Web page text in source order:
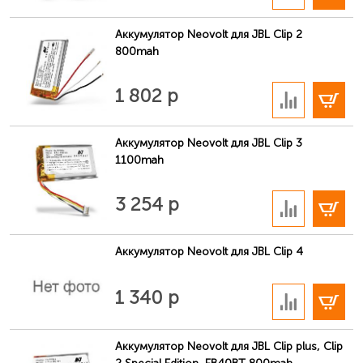
обозначен в левой верхней части этикетки (например,
«GSP872693 01»).Аккумулятор Neovolt для JBL Clip 2
800mah
1 802 р
Аккумулятор Neovolt для JBL Clip 3
1100mah
3 254 р
Аккумулятор Neovolt для JBL Clip 4
1 340 р
Аккумулятор Neovolt для JBL Clip plus, Clip